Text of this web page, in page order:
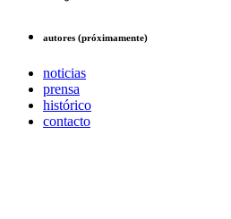
autores (próximamente)
noticias
prensa
histórico
contacto